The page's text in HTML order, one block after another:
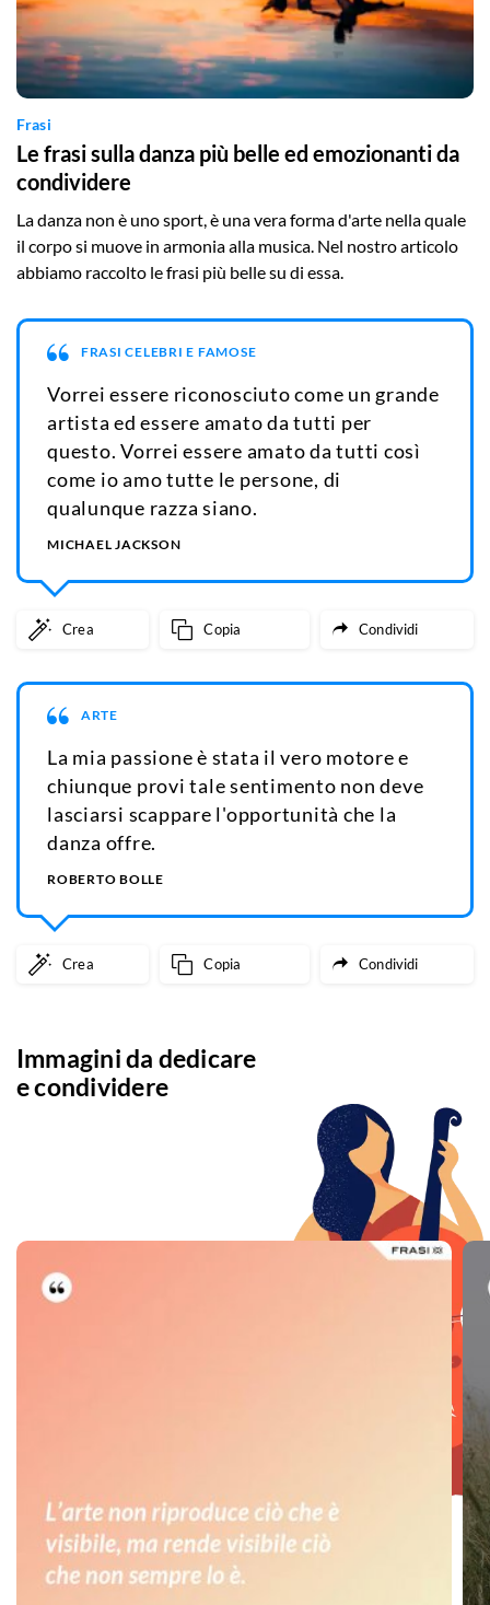
Frasi
Le frasi sulla danza più belle ed emozionanti da
condividere
La danza non è uno sport, è una vera forma d'arte nella quale
il corpo si muove in armonia alla musica. Nel nostro articolo
abbiamo raccolto le frasi più belle su di essa.
FRASI CELEBRI E FAMOSE
Vorrei essere riconosciuto come un grande
artista ed essere amato da tutti per
questo. Vorrei essere amato da tutti così
come io amo tutte le persone, di
qualunque razza siano.
MICHAEL JACKSON
Crea Copia Condividi
ARTE
La mia passione è stata il vero motore e
chiunque provi tale sentimento non deve
lasciarsi scappare l'opportunità che la
danza offre.
ROBERTO BOLLE
Crea Copia Condividi
Immagini da dedicare
e condividere